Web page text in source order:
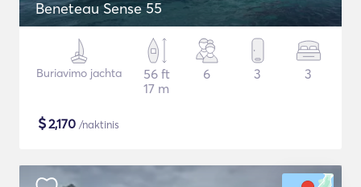
Beneteau Sense 55
Buriavimo jachta
56 ft
17 m
6 3 3
$2,170 /naktinis